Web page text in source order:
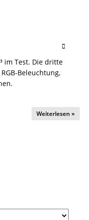
im Test. Die dritte
Beleuchtung,
Weiterlesen »